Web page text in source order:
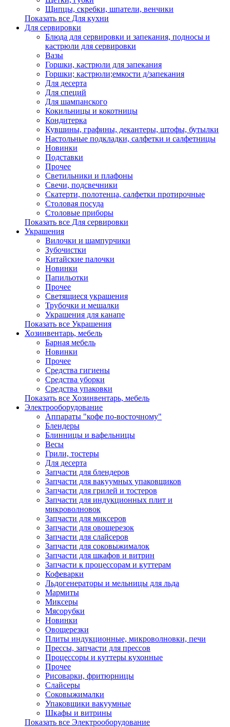
Щипцы, скребки, шпатели, венчики
Показать все Для кухни
Для сервировки
Блюда для сервировки и запекания, подносы и
кастрюли для сервировки
Вазы
Горшки, кастрюли для запекания
Горшки; кастрюли;емкости д/запекания
Для десерта
Для специй
Для шампанского
Кокильницы и кокотницы
Кондитерка
Кувшины, графины, декантеры, штофы, бутылки
Настольные подкладки, салфетки и салфетницы
Новинки
Подставки
Прочее
Светильники и плафоны
Свечи, подсвечники
Скатерти, полотенца, салфетки протирочные
Столовая посуда
Столовые приборы
Показать все Для сервировки
Украшения
Вилочки и шампурчики
Зубочистки
Китайские палочки
Новинки
Папильотки
Прочее
Светящиеся украшения
Трубочки и мешалки
Украшения для канапе
Показать все Украшения
Хозинвентарь, мебель
Барная мебель
Новинки
Прочее
Средства гигиены
Средства уборки
Средства упаковки
Показать все Хозинвентарь, мебель
Электрооборудование
Аппараты "кофе по-восточному"
Блендеры
Блинницы и вафельницы
Весы
Грили, тостеры
Для десерта
Запчасти для блендеров
Запчасти для вакуумных упаковщиков
Запчасти для грилей и тостеров
Запчасти для индукционных плит и
микроволновок
Запчасти для миксеров
Запчасти для овощерезок
Запчасти для слайсеров
Запчасти для соковыжималок
Запчасти для шкафов и витрин
Запчасти к процессорам и куттерам
Кофеварки
Льдогенераторы и мельницы для льда
Мармиты
Миксеры
Мясорубки
Новинки
Овощерезки
Плиты индукционные, микроволновки, печи
Прессы, запчасти для прессов
Процессоры и куттеры кухонные
Прочее
Рисоварки, фритюрницы
Слайсеры
Соковыжималки
Упаковщики вакуумные
Шкафы и витрины
Показать все Электрооборудование